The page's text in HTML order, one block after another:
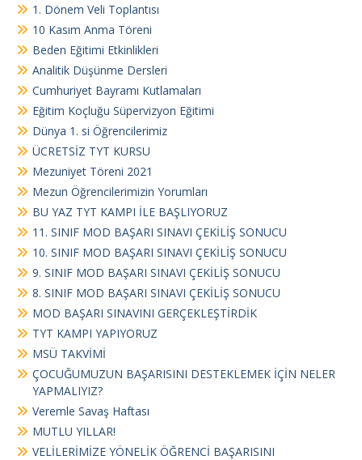
1. Dönem Veli Toplantısı
10 Kasım Anma Töreni
Beden Eğitimi Etkinlikleri
Analitik Düşünme Dersleri
Cumhuriyet Bayramı Kutlamaları
Eğitim Koçluğu Süpervizyon Eğitimi
Dünya 1. si Öğrencilerimiz
ÜCRETSİZ TYT KURSU
Mezuniyet Töreni 2021
Mezun Öğrencilerimizin Yorumları
BU YAZ TYT KAMPI İLE BAŞLIYORUZ
11. SINIF MOD BAŞARI SINAVI ÇEKİLİŞ SONUCU
10. SINIF MOD BAŞARI SINAVI ÇEKİLİŞ SONUCU
9. SINIF MOD BAŞARI SINAVI ÇEKİLİŞ SONUCU
8. SINIF MOD BAŞARI SINAVI ÇEKİLİŞ SONUCU
MOD BAŞARI SINAVINI GERÇEKLEŞTİRDİK
TYT KAMPI YAPIYORUZ
MSÜ TAKVİMİ
ÇOCUĞUMUZUN BAŞARISINI DESTEKLEMEK İÇİN NELER
YAPMALIYIZ?
Veremle Savaş Haftası
MUTLU YILLAR!
VELİLERİMİZE YÖNELİK ÖĞRENCİ BAŞARISINI